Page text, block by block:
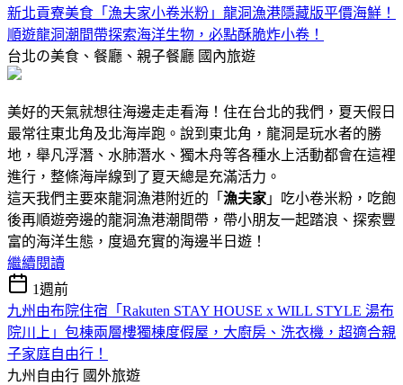
新北貢寮美食「漁夫家小卷米粉」龍洞漁港隱藏版平價海鮮！
順遊龍洞潮間帶探索海洋生物，必點酥脆炸小卷！
台北の美食、餐廳、親子餐廳 國內旅遊
美好的天氣就想往海邊走走看海！住在台北的我們，夏天假日
最常往東北角及北海岸跑。說到東北角，龍洞是玩水者的勝
地，舉凡浮潛、水肺潛水、獨木舟等各種水上活動都會在這裡
進行，整條海岸線到了夏天總是充滿活力。
這天我們主要來龍洞漁港附近的「 漁夫家 」吃小卷米粉，吃飽
後再順遊旁邊的龍洞漁港潮間帶，帶小朋友一起踏浪、探索豐
富的海洋生態，度過充實的海邊半日遊！
繼續閱讀
1週前
九州由布院住宿「Rakuten STAY HOUSE x WILL STYLE 湯布
院川上」包棟兩層樓獨棟度假屋，大廚房、洗衣機，超適合親
子家庭自由行！
九州自由行 國外旅遊